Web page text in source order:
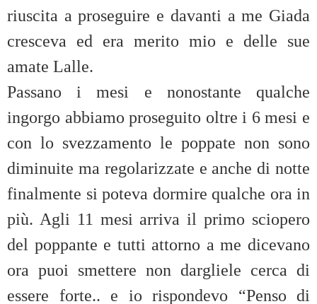
riuscita a proseguire e davanti a me Giada
cresceva ed era merito mio e delle sue
amate Lalle.
Passano i mesi e nonostante qualche
ingorgo abbiamo proseguito oltre i 6 mesi e
con lo svezzamento le poppate non sono
diminuite ma regolarizzate e anche di notte
finalmente si poteva dormire qualche ora in
più. Agli 11 mesi arriva il primo sciopero
del poppante e tutti attorno a me dicevano
ora puoi smettere non dargliele cerca di
essere forte.. e io rispondevo “Penso di